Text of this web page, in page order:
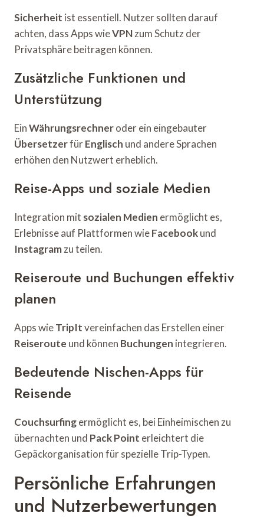
Sicherheit ist essentiell. Nutzer sollten darauf
achten, dass Apps wieVPNzum Schutz der
Privatsphäre beitragen können.
Zusätzliche Funktionen und
Unterstützung
EinWährungsrechneroder ein eingebauter
ÜbersetzerfürEnglisch und andere Sprachen
erhöhen den Nutzwert erheblich.
Reise-Apps und soziale Medien
Integration mit sozialen Medien ermöglicht es,
Erlebnisse auf Plattformen wieFacebookund
Instagramzu teilen.
Reiseroute und Buchungen effektiv
planen
Apps wieTripItvereinfachen das Erstellen einer
Reiseroute und können Buchungen integrieren.
Bedeutende Nischen-Apps für
Reisende
Couchsurfingermöglicht es, bei Einheimischen zu
übernachten und Pack Point erleichtert die
Gepäckorganisation für spezielle Trip-Typen.
Persönliche Erfahrungen
und Nutzerbewertungen